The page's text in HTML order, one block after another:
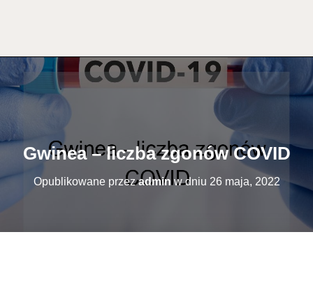
Gwinea – liczba zgonów COVID
Opublikowane przezadmin w dniu 26 maja, 2022